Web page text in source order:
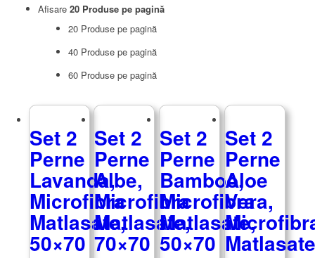
Afisare 20 Produse pe pagină
20 Produse pe pagină
40 Produse pe pagină
60 Produse pe pagină
Set 2
Perne
Lavanda,
Microfibra
Matlasate,
50×70
Set 2
Perne
Albe,
Microfibra
Matlasate,
70×70
Set 2
Perne
Bamboo,
Microfibra
Matlasate,
50×70
Set 2
Perne
Aloe
Vera,